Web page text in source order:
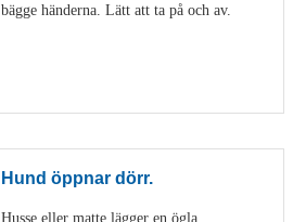
bägge händerna. Lätt att ta på och av.
Hund öppnar dörr.
Husse eller matte lägger en ögla